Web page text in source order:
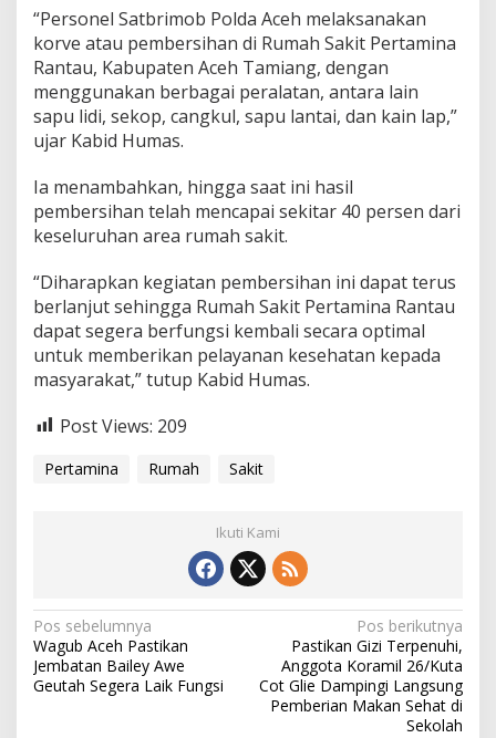
i
t
P
e
r
a
m
n
a
R
t
a
u
A
c
e
T
m
“Personel Satbrimob Polda Aceh melaksanakan
korve atau pembersihan di Rumah Sakit Pertamina
Rantau, Kabupaten Aceh Tamiang, dengan
menggunakan berbagai peralatan, antara lain
sapu lidi, sekop, cangkul, sapu lantai, dan kain lap,”
ujar Kabid Humas.
Ia menambahkan, hingga saat ini hasil
pembersihan telah mencapai sekitar 40 persen dari
keseluruhan area rumah sakit.
“Diharapkan kegiatan pembersihan ini dapat terus
berlanjut sehingga Rumah Sakit Pertamina Rantau
dapat segera berfungsi kembali secara optimal
untuk memberikan pelayanan kesehatan kepada
masyarakat,” tutup Kabid Humas.
Post Views: 209
Pertamina Rumah Sakit
Ikuti Kami
N
a
v
Pos sebelumnya
Wagub Aceh Pastikan
Jembatan Bailey Awe
Geutah Segera Laik Fungsi
Pos berikutnya
Pastikan Gizi Terpenuhi,
Anggota Koramil 26/Kuta
Cot Glie Dampingi Langsung
Pemberian Makan Sehat di
Sekolah